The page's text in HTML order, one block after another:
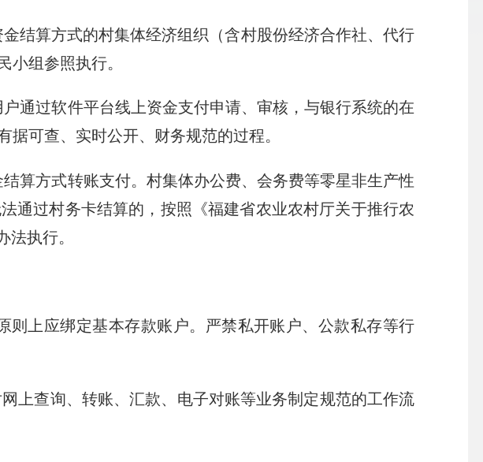
结算方式的村集体经济组织（含村股份经济合作社、代行
小组参照执行。
通过软件平台线上资金支付申请、审核，与银行系统的在
可查、实时公开、财务规范的过程。
算方式转账支付。村集体办公费、会务费等零星非生产性
通过村务卡结算的，按照《福建省农业农村厅关于推行农
执行。
则上应绑定基本存款账户。严禁私开账户、公款私存等行
上查询、转账、汇款、电子对账等业务制定规范的工作流